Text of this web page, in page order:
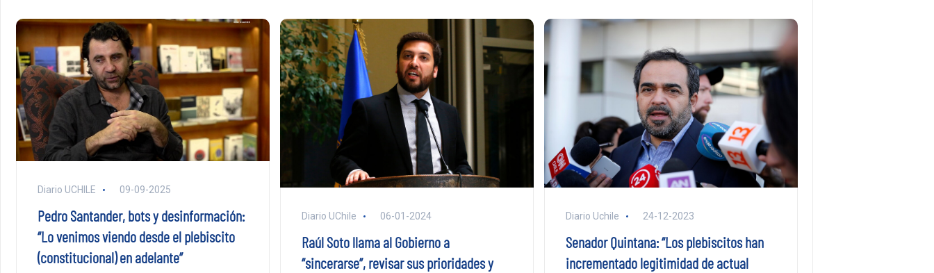
Diario UCHILE 09-09-2025
Pedro Santander, bots y desinformación:
“Lo venimos viendo desde el plebiscito
(constitucional) en adelante”
Diario UChile 06-01-2024
Raúl Soto llama al Gobierno a
“sincerarse”, revisar sus prioridades y
Diario Uchile 24-12-2023
Senador Quintana: “Los plebiscitos han
incrementado legitimidad de actual